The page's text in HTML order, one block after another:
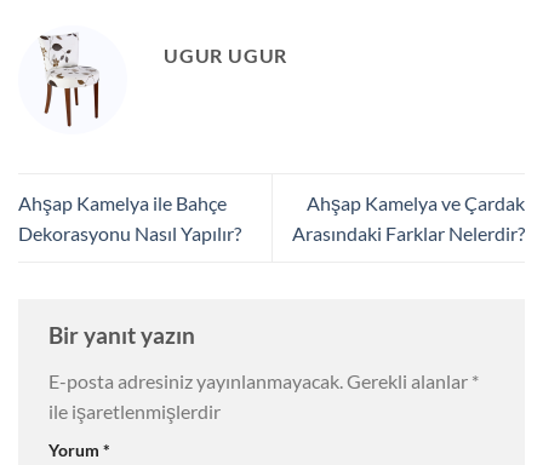
UGUR UGUR
Ahşap Kamelya ile Bahçe
Dekorasyonu Nasıl Yapılır?
Ahşap Kamelya ve Çardak
Arasındaki Farklar Nelerdir?
Bir yanıt yazın
E-posta adresiniz yayınlanmayacak. Gerekli alanlar *
ile işaretlenmişlerdir
Yorum *